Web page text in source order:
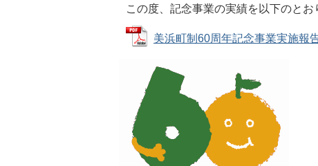
この度、記念事業の実績を以下のと
美浜町制60周年記念事業実施報